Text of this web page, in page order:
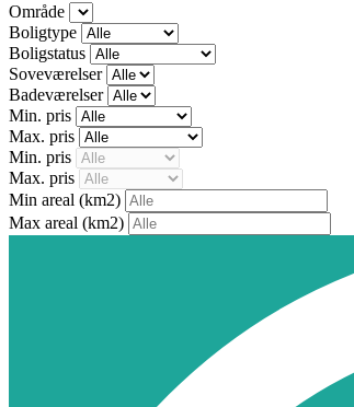
Område
Boligtype
Boligstatus
Soveværelser
Badeværelser
Min. pris
Max. pris
Min. pris
Max. pris
Min areal (km2)
Max areal (km2)